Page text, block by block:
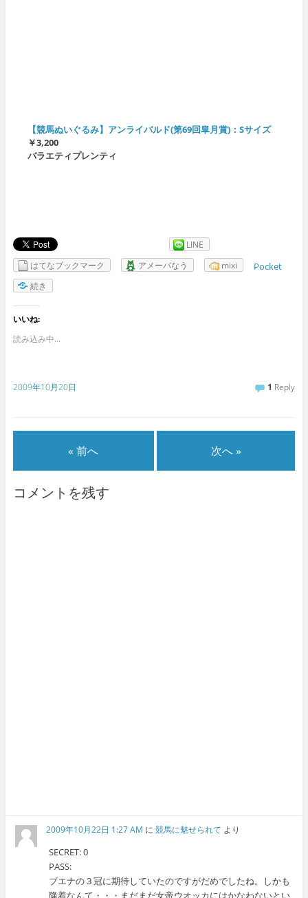
【競馬ぬいぐるみ】アンライバルド(第69回皐月賞)：Sサイズ
￥3,200
バラエティプレンティ
LINE
はてなブックマーク
アメーバなう mixi Pocket
続き
いいね:
読み込み中...
2009年10月20日 1 Reply
« 前へ 次へ »
コメントを残す
2009年10月22日 1:27 AM に競馬に魅せられて より
SECRET: 0
PASS:
ブエナの３冠に期待していたのですがだめでしたね。しかも
降着なんて・・・まだまだ女帝ウオッカにはかなわないとい